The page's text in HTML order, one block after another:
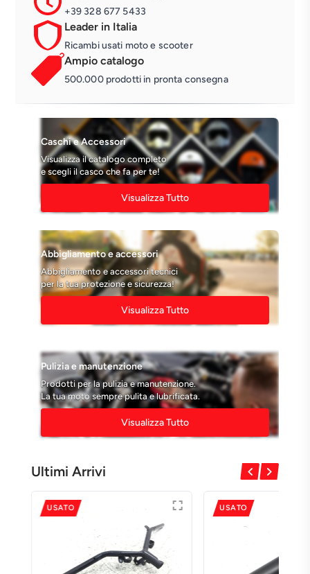
+39 328 677 5433
Leader in Italia
Ricambi usati moto e scooter
Ampio catalogo
500.000 prodotti in pronta consegna
Caschi e Accessori
Visualizza il catalogo completo
e scegli il casco che fa per te!
Visualizza Tutto
Abbigliamento e accessori
Abbigliamento e accessori tecnici
per la tua protezione e sicurezza!
Visualizza Tutto
Pulizia e manutenzione
Prodotti per la pulizia e manutenzione.
La tua moto sempre pulita e lubrificata.
Visualizza Tutto
Ultimi Arrivi
USATO USATO